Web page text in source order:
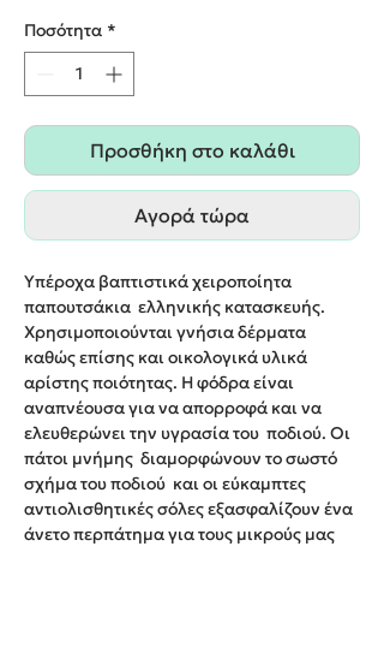
Ποσότητα *
Προσθήκη στο καλάθι
Αγορά τώρα
Υπέροχα βαπτιστικά χειροποίητα
παπουτσάκια ελληνικής κατασκευής.
Χρησιμοποιούνται γνήσια δέρματα
καθώς επίσης και οικολογικά υλικά
αρίστης ποιότητας. Η φόδρα είναι
αναπνέουσα για να απορροφά και να
ελευθερώνει την υγρασία του ποδιού. Οι
πάτοι μνήμης διαμορφώνουν το σωστό
σχήμα του ποδιού και οι εύκαμπτες
αντιολισθητικές σόλες εξασφαλίζουν ένα
άνετο περπάτημα για τους μικρούς μας